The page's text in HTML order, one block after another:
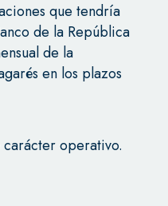
que tendría
de la República
de la
en los plazos
carácter operativo.